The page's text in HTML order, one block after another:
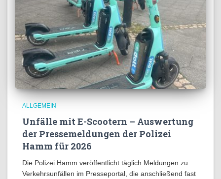
ALLGEMEIN
Unfälle mit E-Scootern – Auswertung
der Pressemeldungen der Polizei
Hamm für 2026
Die Polizei Hamm veröffentlicht täglich Meldungen zu
Verkehrsunfällen im Presseportal, die anschließend fast